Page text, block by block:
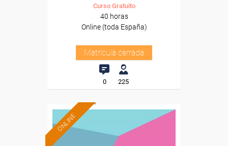
Curso Gratuito
40 horas
Online (toda España)
Matrícula cerrada
0 225
ONLINE